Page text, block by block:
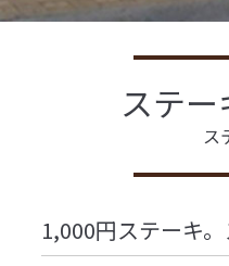
ステ
ス
1,000円ステーキ